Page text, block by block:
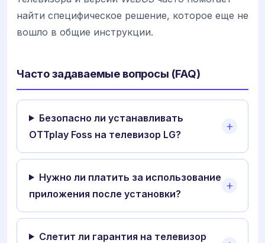
найти специфическое решение, которое еще не
вошло в общие инструкции.
Часто задаваемые вопросы (FAQ)
Безопасно ли устанавливать
OTTplay Foss на телевизор LG?
Нужно ли платить за использование
приложения после установки?
Слетит ли гарантия на телевизор